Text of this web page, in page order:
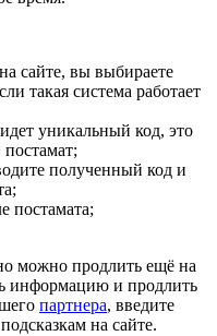
сайте, вы выбираете
такая система работает
уникальный код, это
постамат;
полученный код и
постамата;
можно продлить ещё на
информацию и продлить
партнера, введите
на сайте.